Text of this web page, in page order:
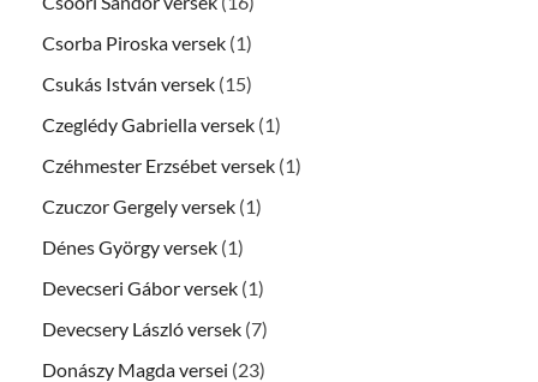
Csorba Piroska versek (1)
Csukás István versek (15)
Czeglédy Gabriella versek (1)
Czéhmester Erzsébet versek (1)
Czuczor Gergely versek (1)
Dénes György versek (1)
Devecseri Gábor versek (1)
Devecsery László versek (7)
Donászy Magda versei (23)